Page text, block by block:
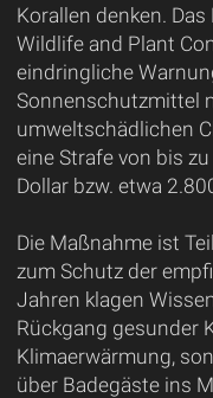
Korallen denken.
Wildlife and Plant
eindringliche
Sonnenschutzmittel
umweltschädlichen
eine Strafe von bis
Dollar bzw. etwa
Die Maßnahme ist
zum Schutz der
Jahren klagen
Rückgang gesunder
Klimaerwärmung,
über Badegäste ins